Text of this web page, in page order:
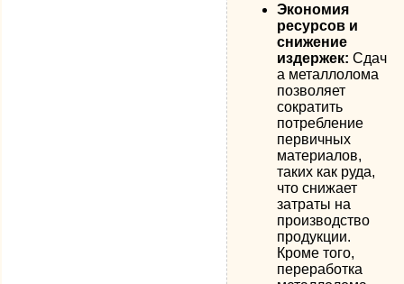
Экономия
ресурсов и
снижение
издержек: Сдач
а металлолома
позволяет
сократить
потребление
первичных
материалов,
таких как руда,
что снижает
затраты на
производство
продукции.
Кроме того,
переработка